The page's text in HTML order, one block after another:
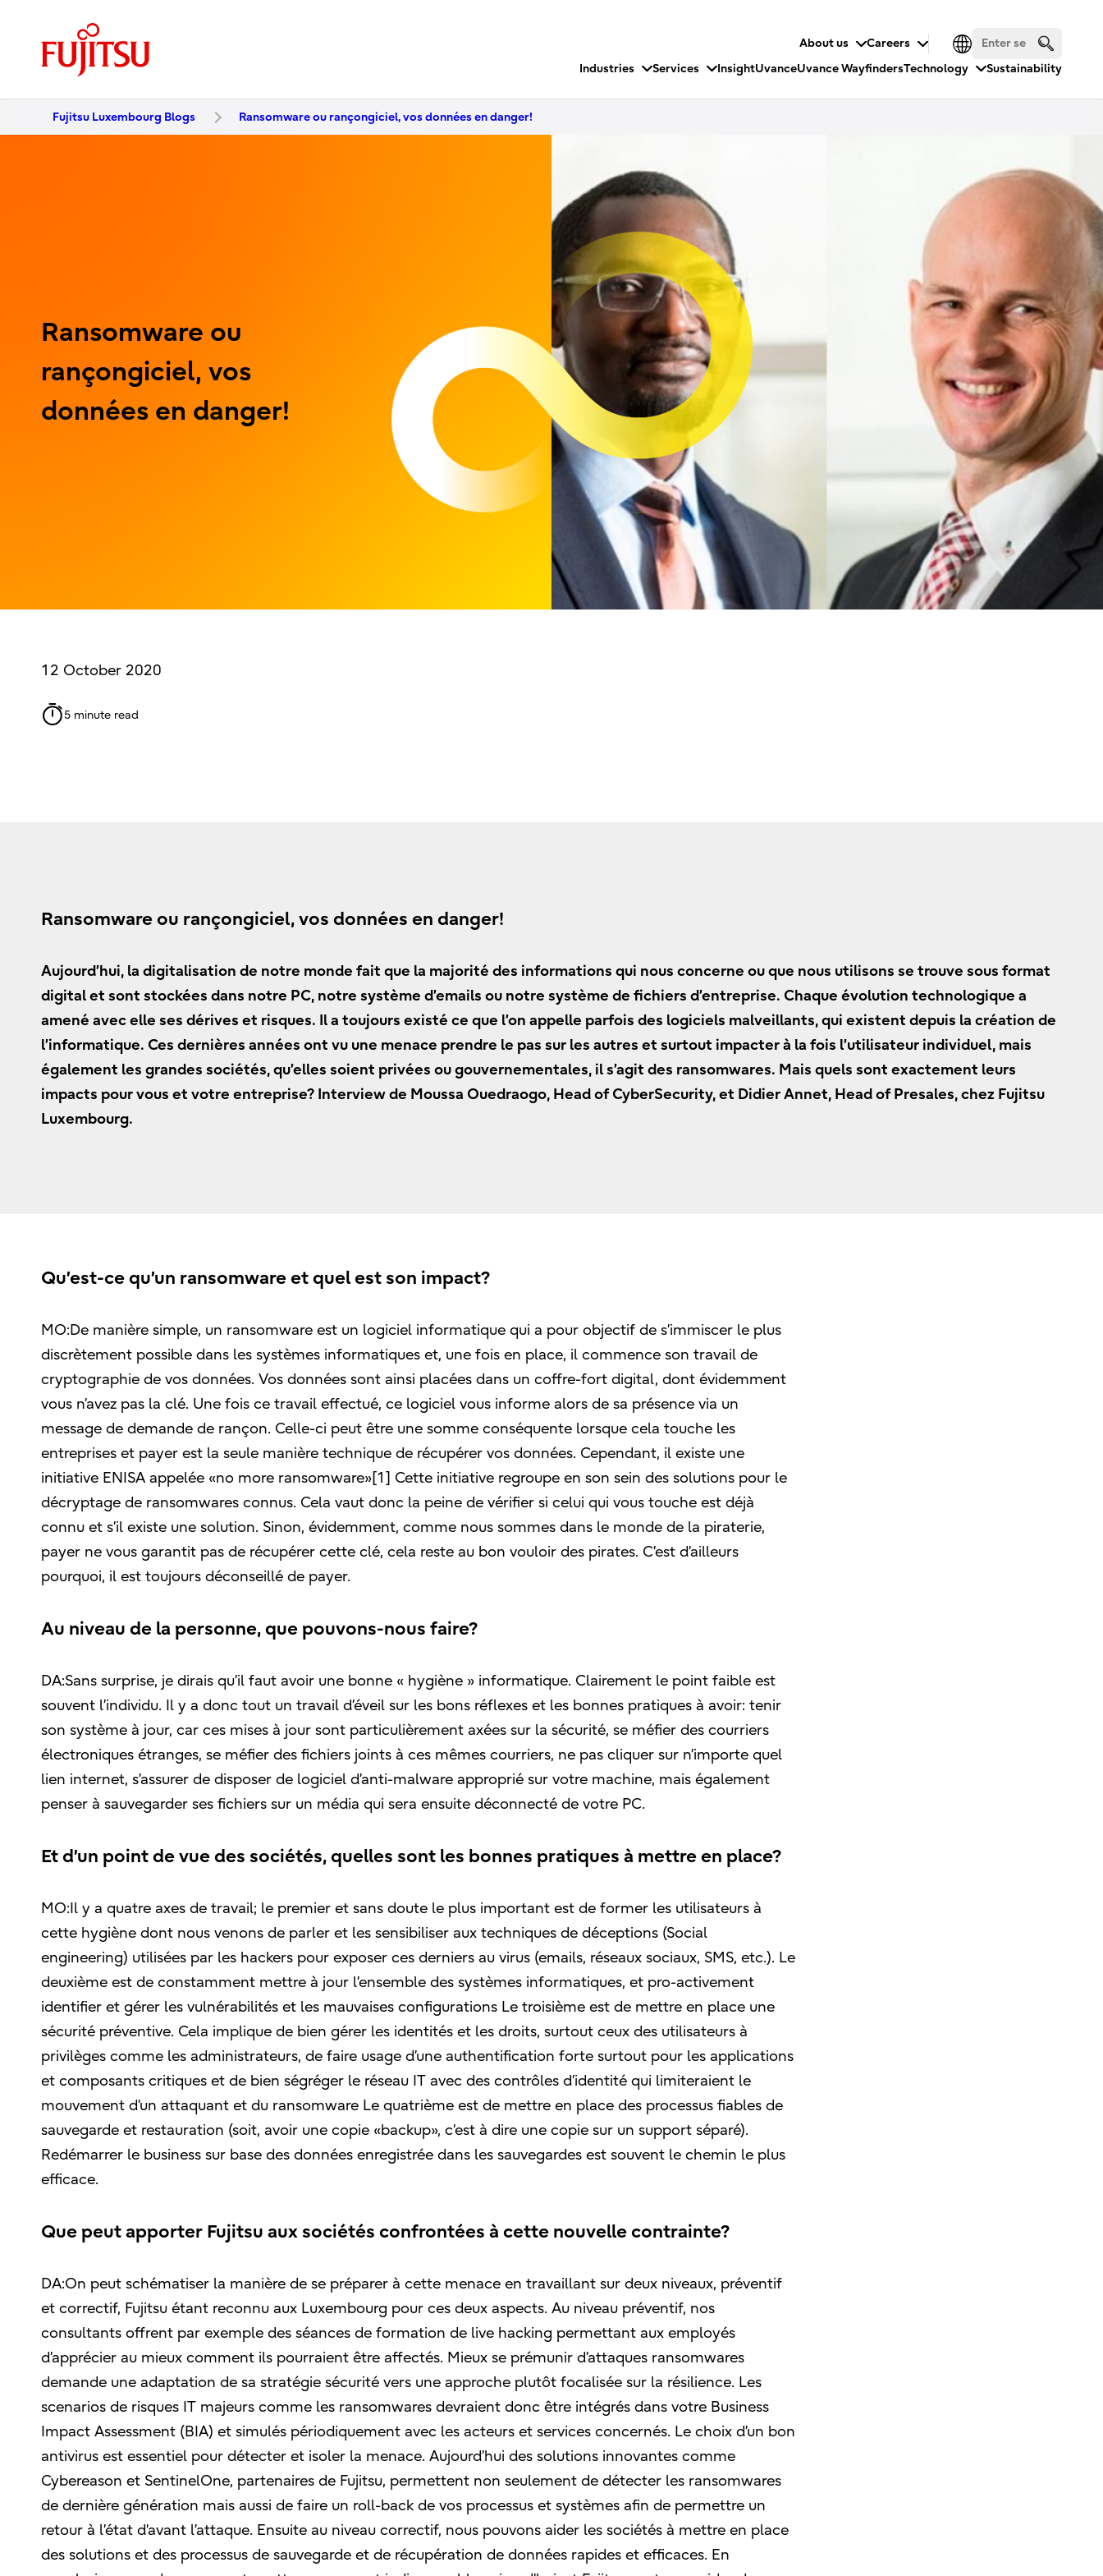
About us
Careers
Industries
Services InsightUvanceUvance WayfindersTechnology Sustainability
Fujitsu Luxembourg Blogs Ransomware ou rançongiciel, vos données en danger!
Ransomware ou
rançongiciel, vos
données en danger!
12 October 2020
5 minute read
Ransomware ou rançongiciel, vos données en danger!
Aujourd’hui, la digitalisation de notre monde fait que la majorité des informations qui nous concerne ou que nous utilisons se trouve sous format
digital et sont stockées dans notre PC, notre système d’emails ou notre système de fichiers d’entreprise. Chaque évolution technologique a
amené avec elle ses dérives et risques. Il a toujours existé ce que l’on appelle parfois des logiciels malveillants, qui existent depuis la création de
l’informatique. Ces dernières années ont vu une menace prendre le pas sur les autres et surtout impacter à la fois l’utilisateur individuel, mais
également les grandes sociétés, qu’elles soient privées ou gouvernementales, il s’agit des ransomwares. Mais quels sont exactement leurs
impacts pour vous et votre entreprise? Interview de Moussa Ouedraogo, Head of CyberSecurity, et Didier Annet, Head of Presales, chez Fujitsu
Luxembourg.
Qu’est-ce qu’un ransomware et quel est son impact?
MO:De manière simple, un ransomware est un logiciel informatique qui a pour objectif de s’immiscer le plus
discrètement possible dans les systèmes informatiques et, une fois en place, il commence son travail de
cryptographie de vos données. Vos données sont ainsi placées dans un coffre-fort digital, dont évidemment
vous n’avez pas la clé. Une fois ce travail effectué, ce logiciel vous informe alors de sa présence via un
message de demande de rançon. Celle-ci peut être une somme conséquente lorsque cela touche les
entreprises et payer est la seule manière technique de récupérer vos données. Cependant, il existe une
initiative ENISA appelée «no more ransomware»[1] Cette initiative regroupe en son sein des solutions pour le
décryptage de ransomwares connus. Cela vaut donc la peine de vérifier si celui qui vous touche est déjà
connu et s’il existe une solution. Sinon, évidemment, comme nous sommes dans le monde de la piraterie,
payer ne vous garantit pas de récupérer cette clé, cela reste au bon vouloir des pirates. C’est d’ailleurs
pourquoi, il est toujours déconseillé de payer.
Au niveau de la personne, que pouvons-nous faire?
DA:Sans surprise, je dirais qu’il faut avoir une bonne « hygiène » informatique. Clairement le point faible est
souvent l’individu. Il y a donc tout un travail d’éveil sur les bons réflexes et les bonnes pratiques à avoir: tenir
son système à jour, car ces mises à jour sont particulièrement axées sur la sécurité, se méfier des courriers
électroniques étranges, se méfier des fichiers joints à ces mêmes courriers, ne pas cliquer sur n’importe quel
lien internet, s’assurer de disposer de logiciel d’anti-malware approprié sur votre machine, mais également
penser à sauvegarder ses fichiers sur un média qui sera ensuite déconnecté de votre PC.
Et d’un point de vue des sociétés, quelles sont les bonnes pratiques à mettre en place?
MO:Il y a quatre axes de travail; le premier et sans doute le plus important est de former les utilisateurs à
cette hygiène dont nous venons de parler et les sensibiliser aux techniques de déceptions (Social
engineering) utilisées par les hackers pour exposer ces derniers au virus (emails, réseaux sociaux, SMS, etc.). Le
deuxième est de constamment mettre à jour l’ensemble des systèmes informatiques, et pro-activement
identifier et gérer les vulnérabilités et les mauvaises configurations Le troisième est de mettre en place une
sécurité préventive. Cela implique de bien gérer les identités et les droits, surtout ceux des utilisateurs à
privilèges comme les administrateurs, de faire usage d’une authentification forte surtout pour les applications
et composants critiques et de bien ségréger le réseau IT avec des contrôles d’identité qui limiteraient le
mouvement d’un attaquant et du ransomware Le quatrième est de mettre en place des processus fiables de
sauvegarde et restauration (soit, avoir une copie «backup», c’est à dire une copie sur un support séparé).
Redémarrer le business sur base des données enregistrée dans les sauvegardes est souvent le chemin le plus
efficace.
Que peut apporter Fujitsu aux sociétés confrontées à cette nouvelle contrainte?
DA:On peut schématiser la manière de se préparer à cette menace en travaillant sur deux niveaux, préventif
et correctif, Fujitsu étant reconnu aux Luxembourg pour ces deux aspects. Au niveau préventif, nos
consultants offrent par exemple des séances de formation de live hacking permettant aux employés
d’apprécier au mieux comment ils pourraient être affectés. Mieux se prémunir d’attaques ransomwares
demande une adaptation de sa stratégie sécurité vers une approche plutôt focalisée sur la résilience. Les
scenarios de risques IT majeurs comme les ransomwares devraient donc être intégrés dans votre Business
Impact Assessment (BIA) et simulés périodiquement avec les acteurs et services concernés. Le choix d’un bon
antivirus est essentiel pour détecter et isoler la menace. Aujourd’hui des solutions innovantes comme
Cybereason et SentinelOne, partenaires de Fujitsu, permettent non seulement de détecter les ransomwares
de dernière génération mais aussi de faire un roll-back de vos processus et systèmes afin de permettre un
retour à l’état d’avant l’attaque. Ensuite au niveau correctif, nous pouvons aider les sociétés à mettre en place
des solutions et des processus de sauvegarde et de récupération de données rapides et efficaces. En